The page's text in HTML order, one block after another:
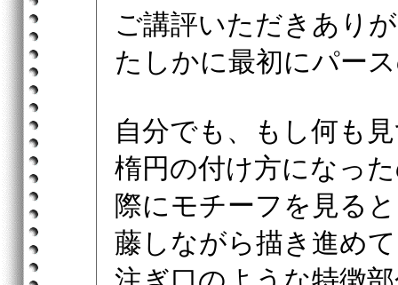
ご講評いただきあり
たしかに最初にパー
自分でも、もし何も
楕円の付け方になっ
際にモチーフを見る
藤しながら描き進め